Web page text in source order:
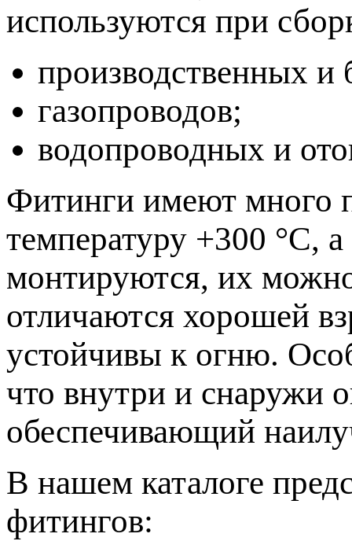
используются при
производственных
газопроводов;
водопроводных и
Фитинги имеют много
температуру +300 °C,
монтируются, их
отличаются хорошей
устойчивы к огню.
что внутри и снаружи
обеспечивающий
В нашем каталоге
фитингов: